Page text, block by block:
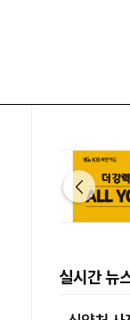
실시간 뉴